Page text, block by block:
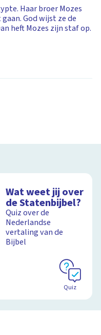
Haar broer Mozes
God wijst ze de
heft Mozes zijn staf op.
Wat weet jij over
de Statenbijbel?
Quiz over de
Nederlandse
vertaling van de
Bijbel
Quiz